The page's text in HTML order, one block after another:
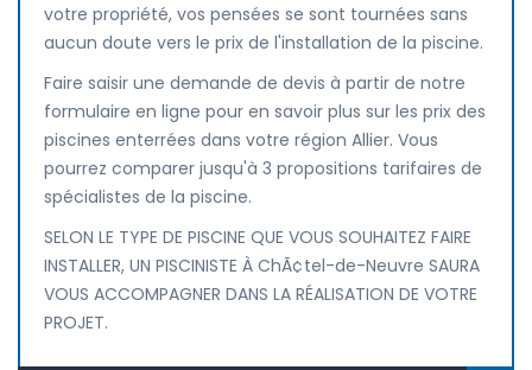
votre propriété, vos pensées se sont tournées sans
aucun doute vers le prix de l'installation de la piscine.
Faire saisir une demande de devis à partir de notre
formulaire en ligne pour en savoir plus sur les prix des
piscines enterrées dans votre région Allier. Vous
pourrez comparer jusqu'à 3 propositions tarifaires de
spécialistes de la piscine.
SELON LE TYPE DE PISCINE QUE VOUS SOUHAITEZ FAIRE
INSTALLER, UN PISCINISTE À ChÃ¢tel-de-Neuvre SAURA
VOUS ACCOMPAGNER DANS LA RÉALISATION DE VOTRE
PROJET.